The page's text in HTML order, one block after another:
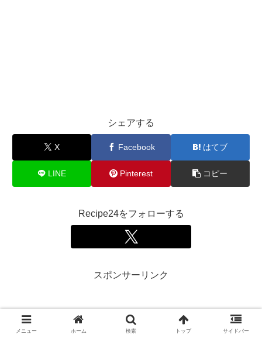
シェアする
X Facebook はてブ
LINE Pinterest コピー
Recipe24をフォローする
スポンサーリンク
メニュー ホーム 検索 トップ サイドバー